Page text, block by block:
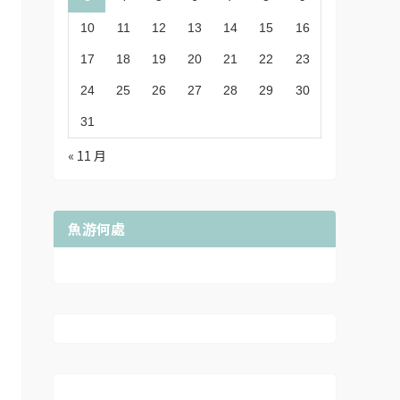
10 11 12 13 14 15 16
17 18 19 20 21 22 23
24 25 26 27 28 29 30
31
« 11 月
魚游何處